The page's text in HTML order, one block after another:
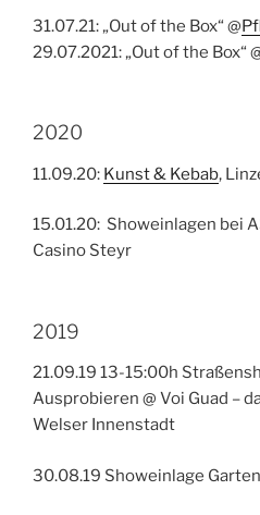
31.07.21: „Out of the Box“ @
29.07.2021: „Out of the Box“
2020
11.09.20: Kunst & Kebab,
15.01.20: Showeinlagen bei
Casino Steyr
2019
21.09.19 13-15:00h
Ausprobieren @ Voi Guad –
Welser Innenstadt
30.08.19 Showeinlage